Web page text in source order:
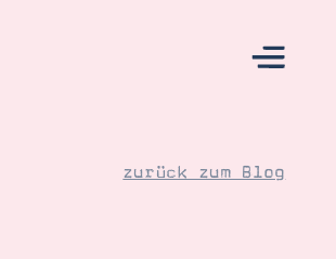
zurück zum Blog